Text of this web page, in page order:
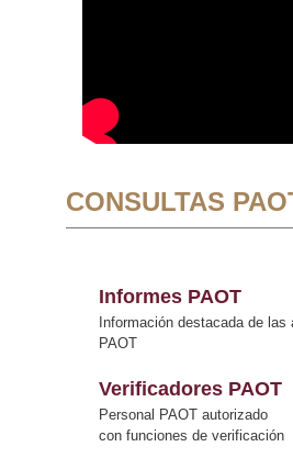
CONSULTAS
Informes PAOT
Información destacada de las
PAOT
Verificadores PAOT
Personal PAOT autorizado
con funciones de verificación